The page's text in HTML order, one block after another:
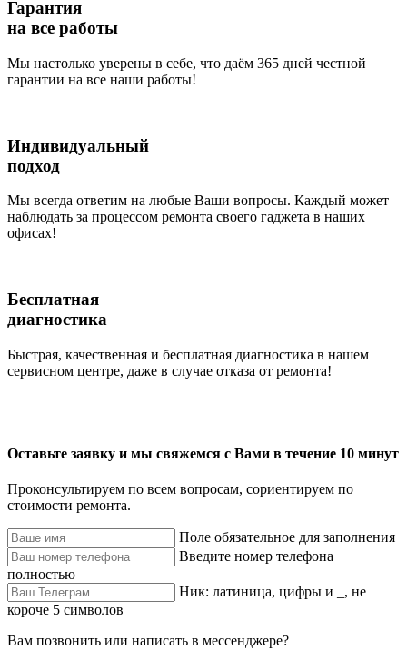
Гарантия
на все работы
Мы настолько уверены в себе, что даём 365 дней честной
гарантии на все наши работы!
Индивидуальный
подход
Мы всегда ответим на любые Ваши вопросы. Каждый может
наблюдать за процессом ремонта своего гаджета в наших
офисах!
Бесплатная
диагностика
Быстрая, качественная и бесплатная диагностика в нашем
сервисном центре, даже в случае отказа от ремонта!
Оставьте заявку и мы свяжемся с Вами в течение 10 минут
Проконсультируем по всем вопросам, сориентируем по
стоимости ремонта.
Поле обязательное для заполнения
Введите номер телефона
полностью
Ник: латиница, цифры и _, не
короче 5 символов
Вам позвонить или написать в мессенджере?